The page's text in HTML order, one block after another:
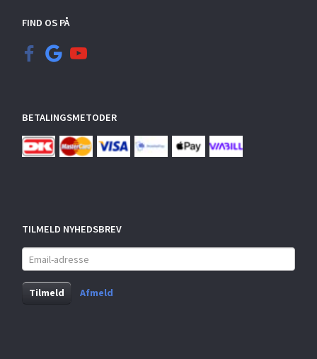
FIND OS PÅ
BETALINGSMETODER
TILMELD NYHEDSBREV
Email-
adresse
Tilmeld
Afmeld